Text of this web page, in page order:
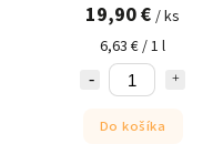
19,90 € / ks
6,63 € / 1 l
Do košíka